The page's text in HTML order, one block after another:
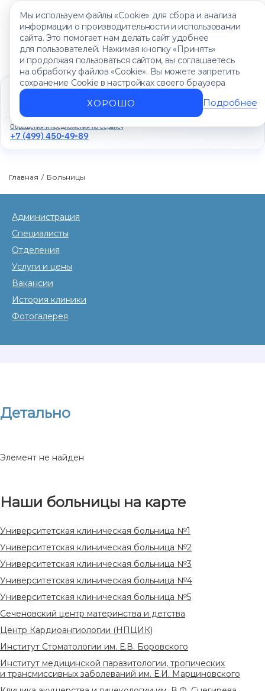
Мы используем файлы «Cookie» для сбора и анализа
информации о производительности и использовании
сайта. Это помогает нам делать сайт удобнее
для пользователей. Нажимая кнопку «Принять»
и продолжая пользоваться сайтом, вы соглашаетесь
на обработку файлов «Cookie». Вы можете запретить
сохранение Cookie в настройках своего браузера
ХОРОШО Подробнее
Единый контакт-центр
+7 (499) 450-88-89
Ежедневно с 8:00 до 20:00
Обращения и предложения по сервису
+7 (499) 450-49-89
Главная / Больницы
Детально
Элемент не найден
Наши больницы на карте
Университетская клиническая больница №1
Университетская клиническая больница №2
Университетская клиническая больница №3
Университетская клиническая больница №4
Университетская клиническая больница №5
Сеченовский центр материнства и детства
Центр Кардиоангиологии (НПЦИК)
Институт Стоматологии им. Е.В. Боровского
Институт медицинской паразитологии, тропических
и трансмиссивных заболеваний им. Е.И. Марциновского
Администрация
Специалисты
Отделения
Услуги и цены
Вакансии
История клиники
Фотогалерея